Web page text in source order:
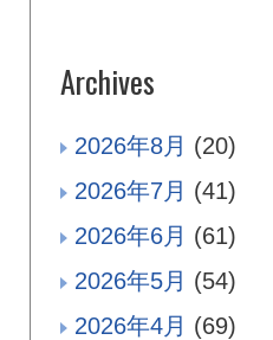
Archives
2026年8月 (20)
2026年7月 (41)
2026年6月 (61)
2026年5月 (54)
2026年4月 (69)